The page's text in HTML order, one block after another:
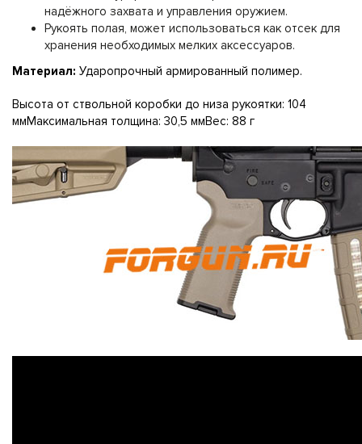
надёжного захвата и управления оружием.
Рукоять полая, может использоваться как отсек для
хранения необходимых мелких аксессуаров.
Материал: Ударопрочный армированный полимер.
Высота от ствольной коробки до низа рукоятки: 104
ммМаксимальная толщина: 30,5 ммВес: 88 г